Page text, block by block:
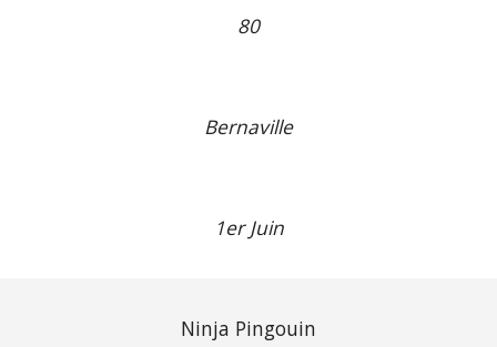
80
Bernaville
1er Juin
Ninja Pingouin